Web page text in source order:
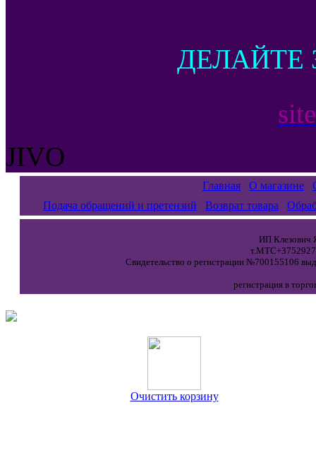
ДЕЛАЙТЕ
JIVO
Главная О магазине
Подача обращений и претензий
Возврат товара
ИП Клезович
Свидетельство о регистрации №700155106
регистрация в
Очистить корзину